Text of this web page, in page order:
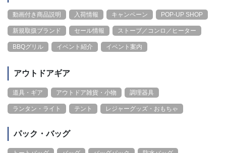
動画付き商品説明 入荷情報 キャンペーン POP-UP SHOP
新規取扱ブランド セール情報 ストーブ／コンロ／ヒーター
BBQグリル イベント紹介 イベント案内
アウトドアギア
道具・ギア アウトドア雑貨・小物 調理器具
ランタン・ライト テント レジャーグッズ・おもちゃ
パック・バッグ